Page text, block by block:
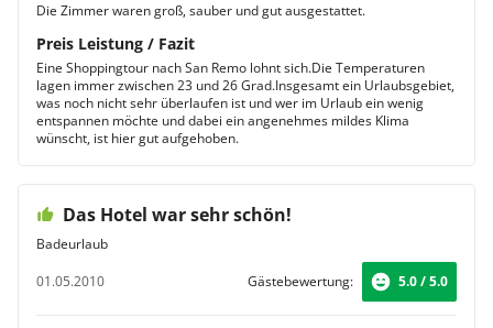
Die Zimmer waren groß, sauber und gut ausgestattet.
Preis Leistung / Fazit
Eine Shoppingtour nach San Remo lohnt sich.Die Temperaturen
lagen immer zwischen 23 und 26 Grad.Insgesamt ein Urlaubsgebiet,
was noch nicht sehr überlaufen ist und wer im Urlaub ein wenig
entspannen möchte und dabei ein angenehmes mildes Klima
wünscht, ist hier gut aufgehoben.
Das Hotel war sehr schön!
Badeurlaub
01.05.2010
Gästebewertung: 5.0 / 5.0